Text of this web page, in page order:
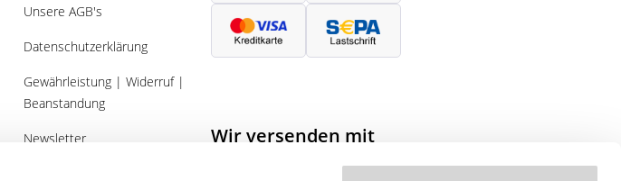
Unsere AGB's
Datenschutzerklärung
Gewährleistung | Widerruf |
Beanstandung
Newsletter Wir versenden mit